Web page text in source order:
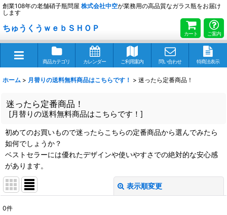
創業108年の老舗硝子瓶問屋 株式会社中空が業務用の高品質なガラス瓶をお届け
します
ちゅうくうｗｅｂＳＨＯＰ
カート ご案内
商品カテゴリ カレンダー ご利用案内 問い合わせ 特商法表示
ホーム > 月替りの送料無料商品はこちらです！ > 迷ったら定番商品！
迷ったら定番商品！
[月替りの送料無料商品はこちらです！ ]
初めてのお買いもので迷ったらこちらの定番商品から選んでみたら
如何でしょうか？
ベストセラーには優れたデザインや使いやすさでの絶対的な安心感
があります。
表示順変更
0件